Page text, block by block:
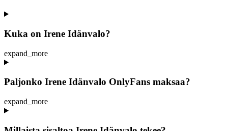
Kuka on Irene Idänvalo?
expand_more
Paljonko Irene Idänvalo OnlyFans maksaa?
expand_more